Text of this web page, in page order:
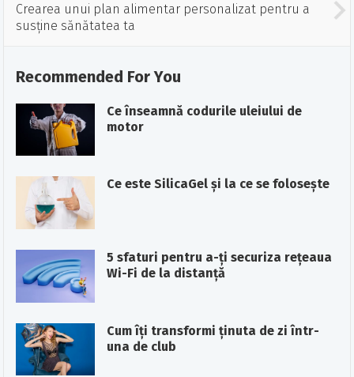
Crearea unui plan alimentar personalizat pentru a
susține sănătatea ta
Recommended For You
Ce înseamnă codurile uleiului de
motor
Ce este SilicaGel şi la ce se foloseşte
5 sfaturi pentru a-ți securiza rețeaua
Wi-Fi de la distanță
Cum îți transformi ținuta de zi într-
una de club